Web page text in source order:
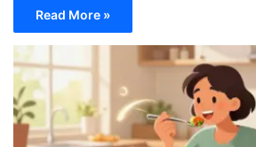
Read More »